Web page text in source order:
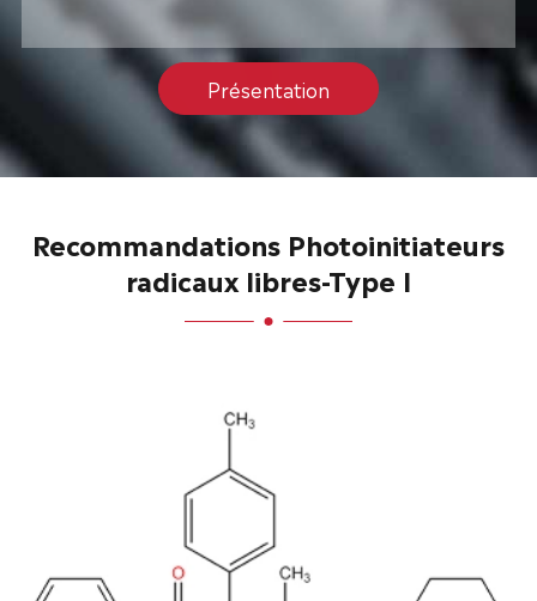
Présentation
Recommandations Photoinitiateurs
radicaux libres-Type I